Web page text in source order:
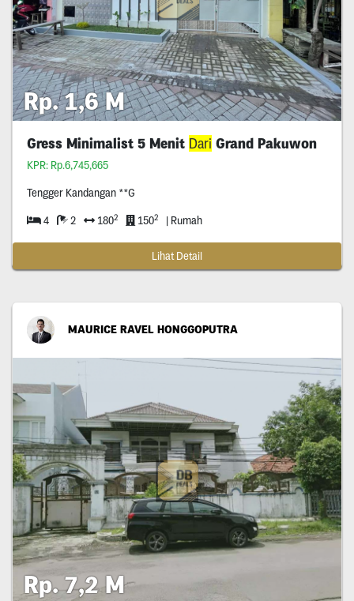
Rp. 1,6 M
Gress Minimalist 5 Menit Dari Grand Pakuwon
KPR: Rp.6,745,665
Tengger Kandangan **G
4 2 1802 1502 | Rumah
Lihat Detail
MAURICE RAVEL HONGGOPUTRA
Rp. 7,2 M